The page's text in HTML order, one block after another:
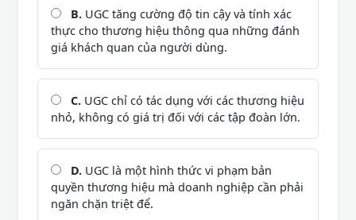
B. UGC tăng cường độ tin cậy và tính xác
thực cho thương hiệu thông qua những đánh
giá khách quan của người dùng.
C. UGC chỉ có tác dụng với các thương hiệu
nhỏ, không có giá trị đối với các tập đoàn lớn.
D. UGC là một hình thức vi phạm bản
quyền thương hiệu mà doanh nghiệp cần phải
ngăn chặn triệt để.